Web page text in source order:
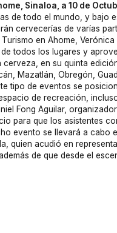
Sinaloa, a 10 de
de todo el mundo, y bajo
cervecerías de varías
en Ahome,
de todos los lugares y
cerveza, en su quinta
Mazatlán, Obregón,
tipo de eventos se
de recreación,
Fong Aguilar,
para que los asistentes
evento se llevará a cabo
quien acudió en
de que desde el